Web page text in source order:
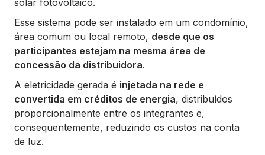
solar fotovoltaico.
Esse sistema pode ser instalado em um condomínio,
área comum ou local remoto, desde que os
participantes estejam na mesma área de
concessão da distribuidora.
A eletricidade gerada é injetada na rede e
convertida em créditos de energia, distribuídos
proporcionalmente entre os integrantes e,
consequentemente, reduzindo os custos na conta
de luz.